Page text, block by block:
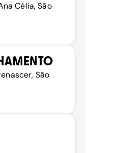
Célia, São
São